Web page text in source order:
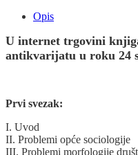
Opis
U internet trgovini
antikvarijatu u roku 24
Prvi svezak:
I. Uvod
II. Problemi opće sociologije
III. Problemi morfologije